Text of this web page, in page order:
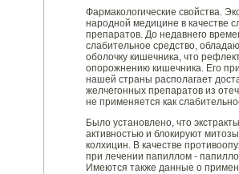
Фармакологические свойства.
народной медицине в качестве
препаратов. До недавнего
слабительное средство,
оболочку кишечника, что
опорожнению кишечника. Его
нашей страны располагает
желчегонных препаратов из
не применяется как
Было установлено, что
активностью и блокируют
колхицин. В качестве
при лечении папиллом -
Имеются также данные о